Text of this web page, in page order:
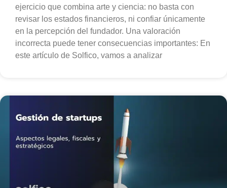
ejercicio que combina arte y ciencia: no basta con
revisar los estados financieros, ni confiar únicamente
en la percepción del fundador. Una valoración
incorrecta puede tener consecuencias importantes: En
este artículo de Solfico, vamos a analizar